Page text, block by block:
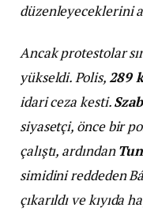
düzenleyeceklerini
Ancak protestolar
yükseldi. Polis,289
idari ceza kesti.
siyasetçi, önce bir
çalıştı, ardından
simidini reddeden
çıkarıldı ve kıyıda